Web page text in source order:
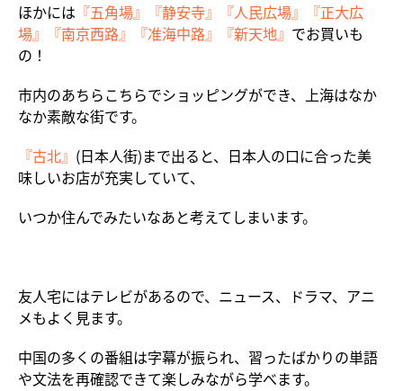
ほかには 『五角場』『静安寺』『人民広場』『正大広
場』『南京西路』『准海中路』『新天地』 でお買いも
の！
市内のあちらこちらでショッピングができ、上海はなか
なか素敵な街です。
『古北』 (日本人街)まで出ると、日本人の口に合った美
味しいお店が充実していて、
いつか住んでみたいなあと考えてしまいます。
友人宅にはテレビがあるので、ニュース、ドラマ、アニ
メもよく見ます。
中国の多くの番組は字幕が振られ、習ったばかりの単語
や文法を再確認できて楽しみながら学べます。